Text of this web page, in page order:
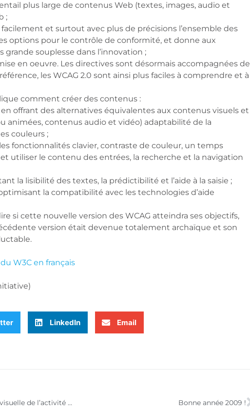
plus large de contenus Web (textes, images, audio et
;
et surtout avec plus de précisions l’ensemble des
options pour le contrôle de conformité, et donne aux
souplesse dans l’innovation ;
en oeuvre. Les directives sont désormais accompagnées de
les WCAG 2.0 sont ainsi plus faciles à comprendre et à
comment créer des contenus :
offrant des alternatives équivalentes aux contenus visuels et
animées, contenus audio et vidéo) adaptabilité de la
couleurs ;
fonctionnalités clavier, contraste de couleur, un temps
utiliser le contenu des entrées, la recherche et la navigation
la lisibilité des textes, la prédictibilité et l’aide à la saisie ;
la compatibilité avec les technologies d’aide
si cette nouvelle version des WCAG atteindra ses objectifs,
version était devenue totalement archaïque et son
W3C en français
LinkedIn Email
Urban Mobs : représentation visuelle de l’activité des téléphones mobiles Bonne année 2009 !